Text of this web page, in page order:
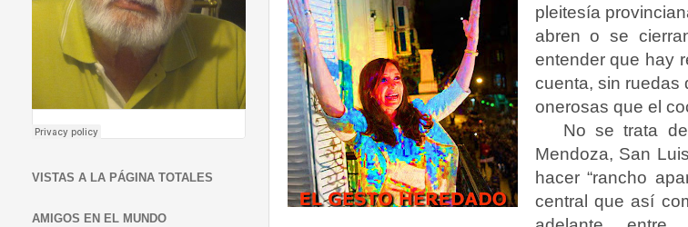
pleitesía
abren o se
entender que hay
cuenta, sin ruedas
onerosas que el
No se trata
Mendoza, San
hacer “rancho
central que así
VISTAS A LA PÁGINA TOTALES
AMIGOS EN EL MUNDO